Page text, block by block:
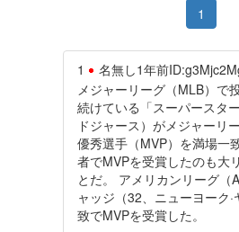
1
1 名無し1年前
メジャーリーグ（MLB）で
続けている「スーパースタ
ドジャース）がメジャーリ
優秀選手（MVP）を満場一
者でMVPを受賞したのも大
とだ。 アメリカンリーグ（
ャッジ（32、ニューヨーク
致でMVPを受賞した。